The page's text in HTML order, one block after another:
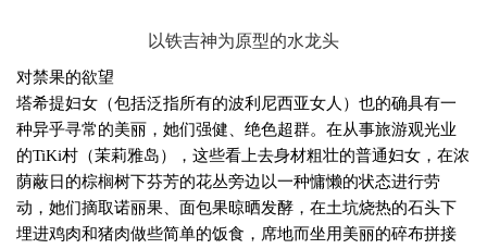
以铁吉神为原型的水龙头
对禁果的欲望
塔希提妇女（包括泛指所有的波利尼西亚女人）也的确具有一
种异乎寻常的美丽，她们强健、绝色超群。在从事旅游观光业
的TiKi村（茉莉雅岛），这些看上去身材粗壮的普通妇女，在浓
荫蔽日的棕榈树下芬芳的花丛旁边以一种慵懒的状态进行劳
动，她们摘取诺丽果、面包果晾晒发酵，在土坑烧热的石头下
埋进鸡肉和猪肉做些简单的饭食，席地而坐用美丽的碎布拼接